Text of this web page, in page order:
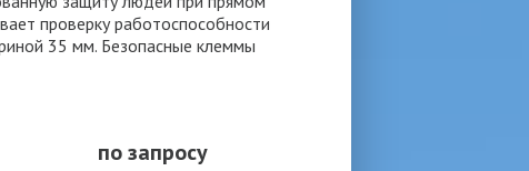
проверку работоспособности
35 мм. Безопасные клеммы
по запросу